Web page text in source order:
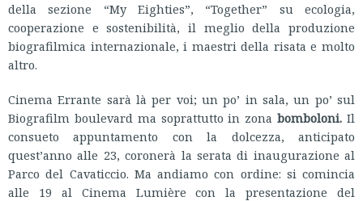
della sezione “My Eighties”, “Together” su ecologia,
cooperazione e sostenibilità, il meglio della produzione
biografilmica internazionale, i maestri della risata e molto
altro.
Cinema Errante sarà là per voi; un po’ in sala, un po’ sul
Biografilm boulevard ma soprattutto in zonabomboloni.Il
consueto appuntamento con la dolcezza, anticipato
quest’anno alle 23, coronerà la serata di inaugurazione al
Parco del Cavaticcio. Ma andiamo con ordine: si comincia
alle 19 al Cinema Lumière con la presentazione del